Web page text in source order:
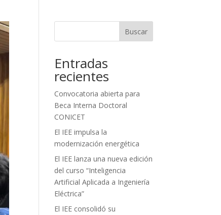
Buscar
Entradas
recientes
Convocatoria abierta para
Beca Interna Doctoral
CONICET
El IEE impulsa la
modernización energética
El IEE lanza una nueva edición
del curso “Inteligencia
Artificial Aplicada a Ingeniería
Eléctrica”
El IEE consolidó su